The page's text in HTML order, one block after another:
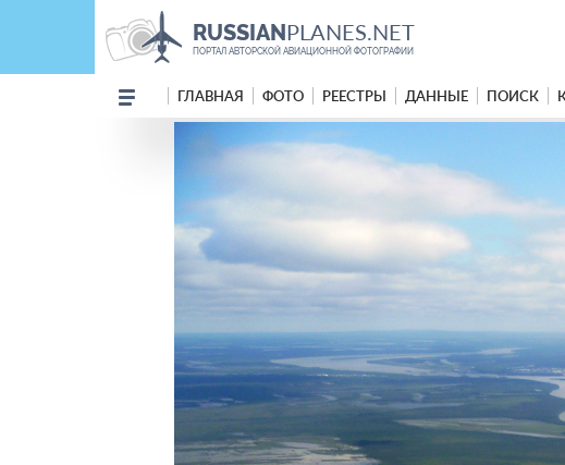
RUSSIANPLANES.NET
ПОРТАЛ АВТОРСКОЙ АВИАЦИОННОЙ ФОТОГРАФИИ
ГЛАВНАЯ ФОТО РЕЕСТРЫ ДАННЫЕ ПОИСК